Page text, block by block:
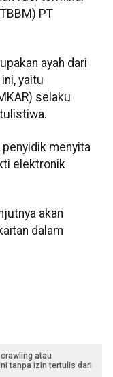
PT
ayah dari
yaitu
selaku
menyita
elektronik
akan
dalam
atau
tanpa izin tertulis dari